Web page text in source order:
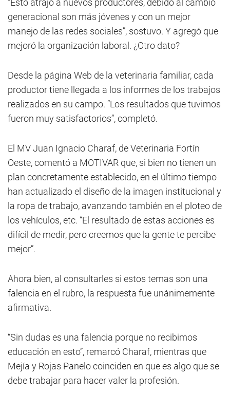
“Esto atrajo a nuevos productores, debido al cambio
generacional son más jóvenes y con un mejor
manejo de las redes sociales”, sostuvo. Y agregó que
mejoró la organización laboral. ¿Otro dato?
Desde la página Web de la veterinaria familiar, cada
productor tiene llegada a los informes de los trabajos
realizados en su campo. “Los resultados que tuvimos
fueron muy satisfactorios”, completó.
El MV Juan Ignacio Charaf, de Veterinaria Fortín
Oeste, comentó a MOTIVAR que, si bien no tienen un
plan concretamente establecido, en el último tiempo
han actualizado el diseño de la imagen institucional y
la ropa de trabajo, avanzando también en el ploteo de
los vehículos, etc. “El resultado de estas acciones es
difícil de medir, pero creemos que la gente te percibe
mejor”.
Ahora bien, al consultarles si estos temas son una
falencia en el rubro, la respuesta fue unánimemente
afirmativa.
“Sin dudas es una falencia porque no recibimos
educación en esto”, remarcó Charaf, mientras que
Mejía y Rojas Panelo coinciden en que es algo que se
debe trabajar para hacer valer la profesión.